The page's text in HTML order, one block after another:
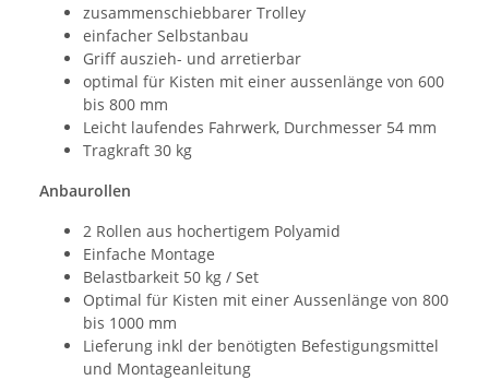
zusammenschiebbarer Trolley
einfacher Selbstanbau
Griff auszieh- und arretierbar
optimal für Kisten mit einer aussenlänge von 600
bis 800 mm
Leicht laufendes Fahrwerk, Durchmesser 54 mm
Tragkraft 30 kg
Anbaurollen
2 Rollen aus hochertigem Polyamid
Einfache Montage
Belastbarkeit 50 kg / Set
Optimal für Kisten mit einer Aussenlänge von 800
bis 1000 mm
Lieferung inkl der benötigten Befestigungsmittel
und Montageanleitung